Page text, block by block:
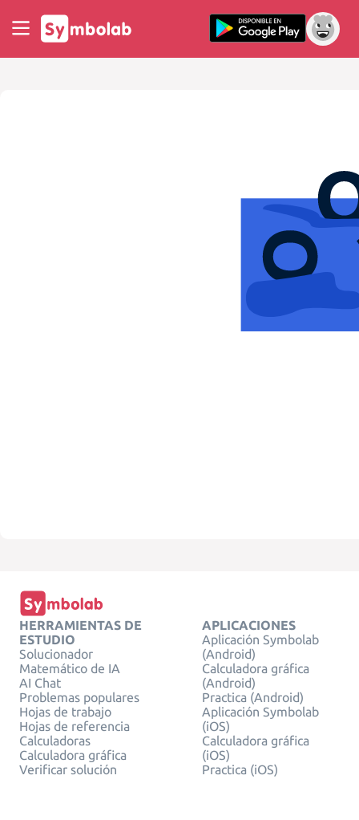
HERRAMIENTAS DE
ESTUDIO
Solucionador
Matemático de IA
AI Chat
Problemas populares
Hojas de trabajo
Hojas de referencia
Calculadoras
Calculadora gráfica
Verificar solución
APLICACIONES
Aplicación Symbolab
(Android)
Calculadora gráfica
(Android)
Practica (Android)
Aplicación Symbolab
(iOS)
Calculadora gráfica
(iOS)
Practica (iOS)